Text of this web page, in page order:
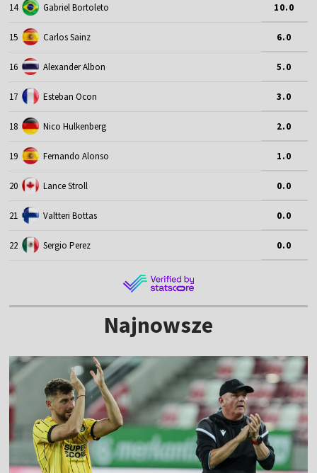
14 Gabriel Bortoleto 10.0
15 Carlos Sainz 6.0
16 Alexander Albon 5.0
17 Esteban Ocon 3.0
18 Nico Hulkenberg 2.0
19 Fernando Alonso 1.0
20 Lance Stroll 0.0
21 Valtteri Bottas 0.0
22 Sergio Perez 0.0
Najnowsze